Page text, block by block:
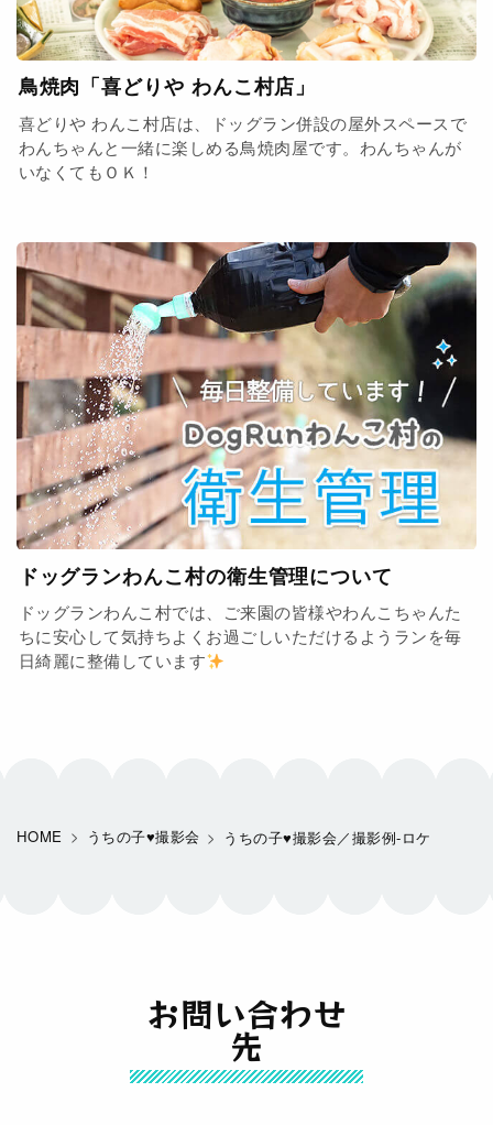
鳥焼肉「喜どりや わんこ村店」
喜どりや わんこ村店は、ドッグラン併設の屋外スペースで
わんちゃんと一緒に楽しめる鳥焼肉屋です。わんちゃんが
いなくてもＯＫ！
ドッグランわんこ村の衛生管理について
ドッグランわんこ村では、ご来園の皆様やわんこちゃんた
ちに安心して気持ちよくお過ごしいただけるようランを毎
日綺麗に整備しています
HOME うちの子♥撮影会 うちの子♥撮影会／撮影例-ロケ
お問い合わせ
先